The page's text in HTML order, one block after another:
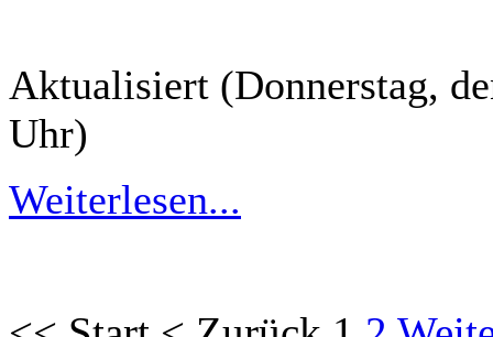
Aktualisiert (Donnerstag,
Uhr)
Weiterlesen...